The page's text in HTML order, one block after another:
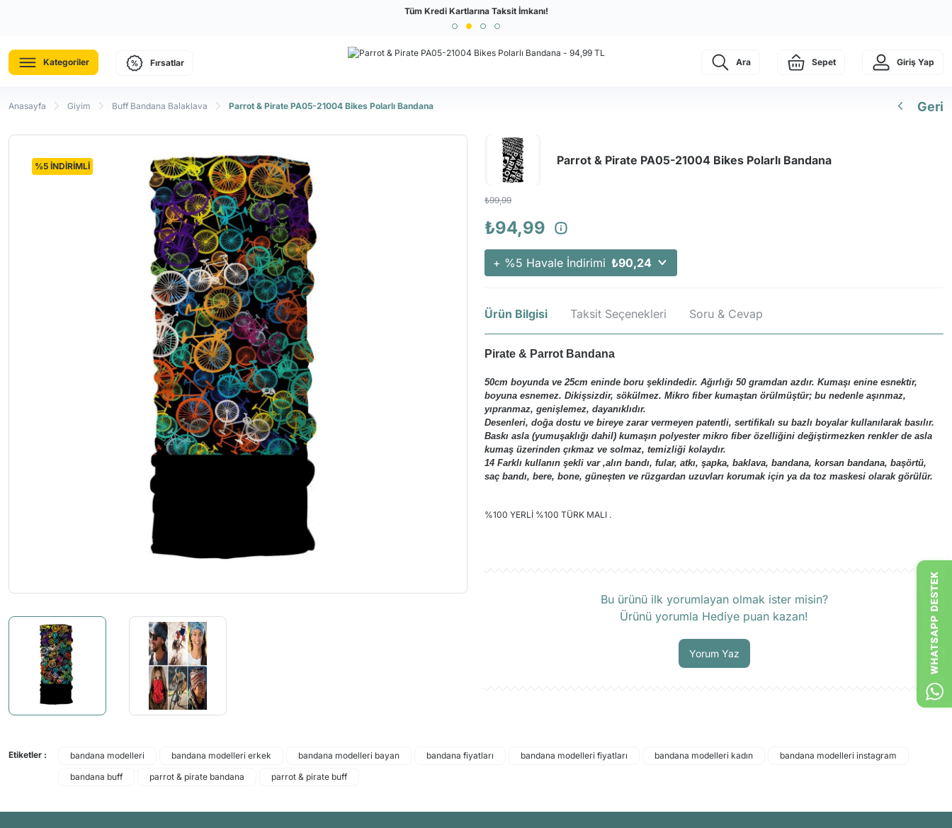
Türkiye'nin En Büyük Outdoor Sitesi
Tüm Kredi Kartlarına Taksit İmkanı!
Kategoriler Fırsatlar Ara Sepet Giriş Yap
Anasayfa Giyim Buff Bandana Balaklava Parrot & Pirate PA05-21004 Bikes Polarlı Bandana Geri
%5 İNDİRİMLİ Parrot & Pirate PA05-21004 Bikes Polarlı Bandana
₺99,99
₺94,99
+ %5 Havale İndirimi ₺90,24
Ürün Bilgisi Taksit Seçenekleri Soru & Cevap
Pirate & Parrot Bandana
50cm boyunda ve 25cm eninde boru şeklindedir. Ağırlığı 50 gramdan azdır. Kumaşı enine esnektir,
boyuna esnemez. Dikişsizdir, sökülmez. Mikro fiber kumaştan örülmüştür; bu nedenle aşınmaz,
yıpranmaz, genişlemez, dayanıklıdır.
Desenleri, doğa dostu ve bireye zarar vermeyen patentli, sertifikalı su bazlı boyalar kullanılarak basılır.
Baskı asla (yumuşaklığı dahil) kumaşın polyester mikro fiber özelliğini değiştirmezken renkler de asla
kumaş üzerinden çıkmaz ve solmaz, temizliği kolaydır.
14 Farklı kullanın şekli var ,alın bandı, fular, atkı, şapka, baklava, bandana, korsan bandana, başörtü,
saç bandı, bere, bone, güneşten ve rüzgardan uzuvları korumak için ya da toz maskesi olarak görülür.
%100 YERLİ %100 TÜRK MALI .
Bu ürünü ilk yorumlayan olmak ister misin?
Ürünü yorumla Hediye puan kazan!
Yorum Yaz
Etiketler : bandana modelleri bandana modelleri erkek bandana modelleri bayan bandana fiyatları bandana modelleri fiyatları bandana modelleri kadın
bandana modelleri instagram
bandana buff
parrot & pirate bandana parrot & pirate buff